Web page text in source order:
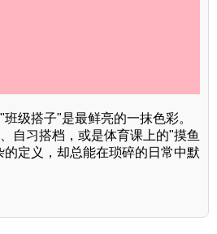
级搭子"是最鲜亮的一抹色彩。
自习搭档，或是体育课上的"摸鱼
的定义，却总能在琐碎的日常中默